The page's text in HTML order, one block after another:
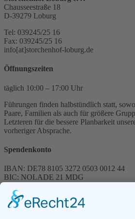
Chausseestraße 18
D-39279 Loburg
Tel: 039245/25 16
Fax: 039245/25 16
info[at]storchenhof-loburg.de
Öffnungszeiten
täglich 10:00 – 17:00 Uhr
Führungen finden halbstündlich statt,
Paare, Familien als auch für größere
Letzteren für die bessere Planbarkeit
vorheriger Absprache.
Spendenkonto
IBAN: DE78 8105 3272 0503 0012 44
BIC: NOLADE 21 MDG
Spenden können steuerlich abgesetzt